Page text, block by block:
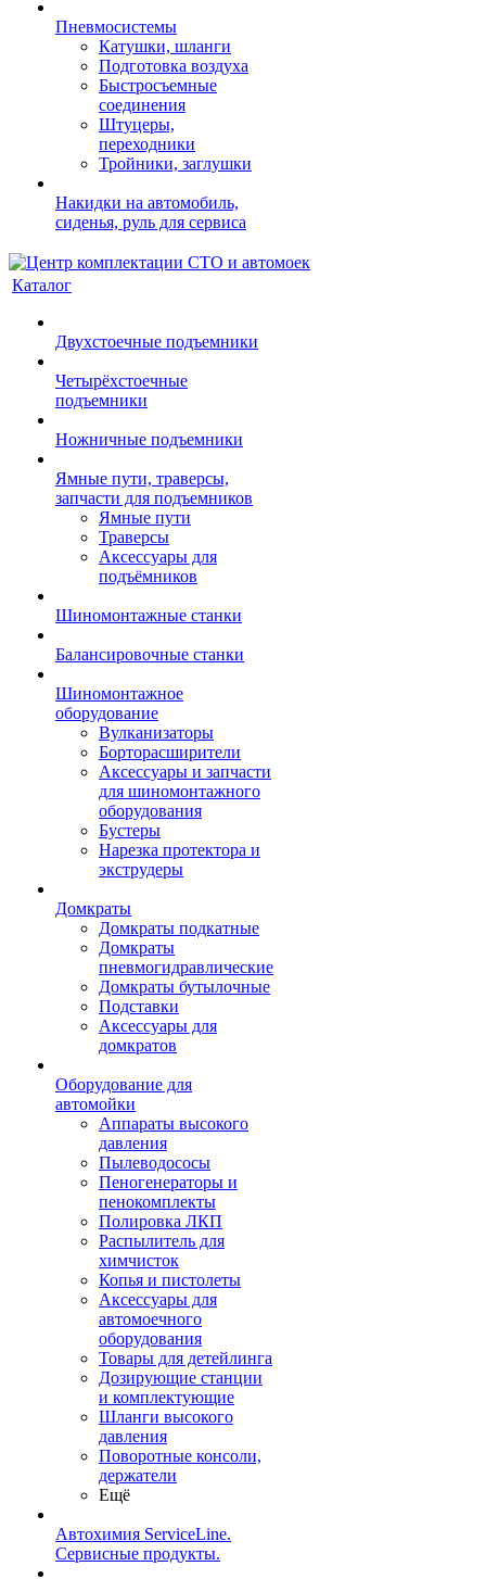
Пневмосистемы
Катушки, шланги
Подготовка воздуха
Быстросъемные
соединения
Штуцеры,
переходники
Тройники, заглушки
Накидки на автомобиль,
сиденья, руль для сервиса
Каталог
Двухстоечные подъемники
Четырёхстоечные
подъемники
Ножничные подъемники
Ямные пути, траверсы,
запчасти для подъемников
Ямные пути
Траверсы
Аксессуары для
подъёмников
Шиномонтажные станки
Балансировочные станки
Шиномонтажное
оборудование
Вулканизаторы
Борторасширители
Аксессуары и запчасти
для шиномонтажного
оборудования
Бустеры
Нарезка протектора и
экструдеры
Домкраты
Домкраты подкатные
Домкраты
пневмогидравлические
Домкраты бутылочные
Подставки
Аксессуары для
домкратов
Оборудование для
автомойки
Аппараты высокого
давления
Пылеводососы
Пеногенераторы и
пенокомплекты
Полировка ЛКП
Распылитель для
химчисток
Копья и пистолеты
Аксессуары для
автомоечного
оборудования
Товары для детейлинга
Дозирующие станции
и комплектующие
Шланги высокого
давления
Поворотные консоли,
держатели
Ещё
Автохимия ServiceLine.
Сервисные продукты.